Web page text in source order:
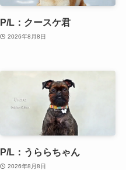
P/L：クースケ君
2026年8月8日
P/L：うららちゃん
2026年8月8日